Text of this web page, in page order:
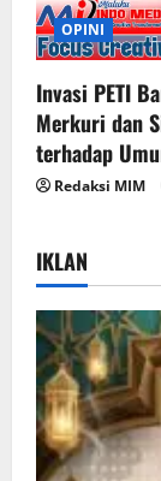
OPINI
Invasi PETI
Merkuri dan
terhadap
Redaksi MIM
IKLAN